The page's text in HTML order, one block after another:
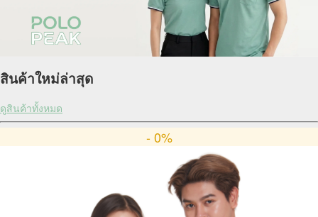
สินค้าใหม่ล่าสุด
ดูสินค้าทั้งหมด
- 0%